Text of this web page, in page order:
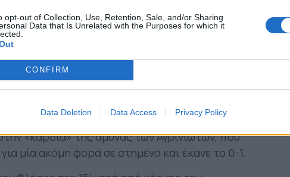
opt-out of Collection, Use, Retention, Sale, and/or Sharing
Data that Is Unrelated with the Purposes for which it
CONFIRM
Data Deletion Data Access Privacy Policy
Παναιτωλικό, με τον Φλόρες να σουτάρει
στόχο, πριν συμπληρωθεί το λεπτό
σουτ του Μασούρα από τα αριστερά της
ήρθε από την πρώτη στατική του μπάλα στο
«καρδιά» της άμυνας των Αγρινιωτών, που
μία ακόμη φορά σε στημένο και έκανε το 0-1.